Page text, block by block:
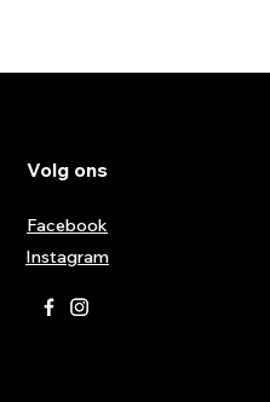
Volg ons
Facebook
Instagram